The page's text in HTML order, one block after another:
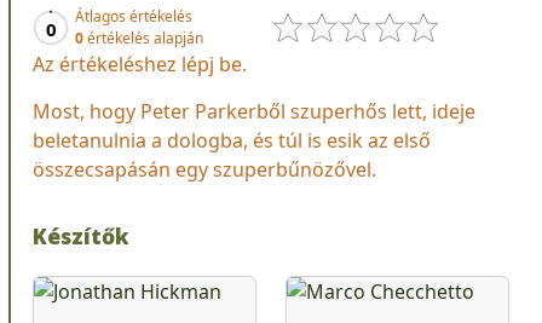
0
Átlagos értékelés
0értékelés alapján
Az értékeléshez lépj be.
Most, hogy Peter Parkerből szuperhős lett, ideje
beletanulnia a dologba, és túl is esik az első
összecsapásán egy szuperbűnözővel.
Készítők